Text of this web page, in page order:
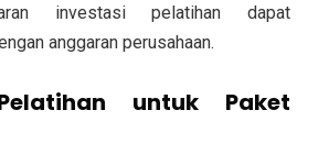
investasi pelatihan dapat
anggaran perusahaan.
untuk Paket